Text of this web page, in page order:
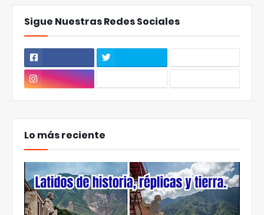
Sigue Nuestras Redes Sociales
Lo más reciente